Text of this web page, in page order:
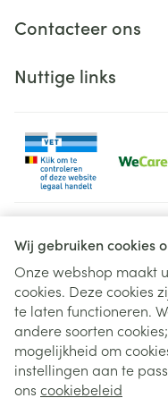
Wij gebruiken cookies
Onze webshop maakt
cookies. Deze cookies
te laten functioneren.
andere soorten
mogelijkheid om
instellingen aan te
ons cookiebeleid
Contacteer ons
Nuttige links
Juridische links